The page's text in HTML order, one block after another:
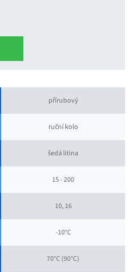
přírubový
ruční kolo
šedá litina
15 - 200
10, 16
-10°C
70°C (90°C)